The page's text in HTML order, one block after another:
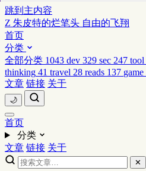
跳到主内容
Z 朱皮特的烂笔头 自由的飞翔
首页
分类
全部分类 1043 dev 329 sec 247 tool
thinking 41 travel 28 reads 137 game
文章 链接 关于
🌙
首页
分类
文章 链接 关于
✕